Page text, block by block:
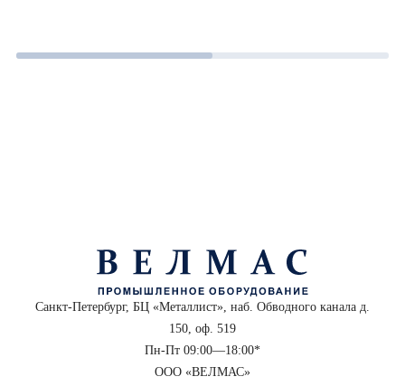
Санкт-Петербург, БЦ «Металлист», наб. Обводного канала д.
150, оф. 519
Пн-Пт 09:00—18:00*
ООО «ВЕЛМАС»